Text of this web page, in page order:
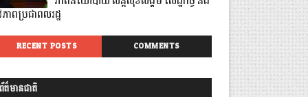
ាពប្រជាពលរដ្ឋ
RECENT POSTS COMMENTS
ត៌មានជាតិ